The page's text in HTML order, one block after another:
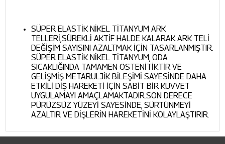
SÜPER ELASTİK NİKEL TİTANYUM ARK
TELLERİ,SÜREKLİ AKTİF HALDE KALARAK ARK TELİ
DEĞİŞİM SAYISINI AZALTMAK İÇİN TASARLANMIŞTIR.
SÜPER ELASTİK NİKEL TİTANYUM, ODA
SICAKLIĞINDA TAMAMEN ÖSTENİTİKTİR VE
GELİŞMİŞ METARULJİK BİLEŞİMİ SAYESİNDE DAHA
ETKİLİ DİŞ HAREKETİ İÇİN SABİT BİR KUVVET
UYGULAMAYI AMAÇLAMAKTADIR.SON DERECE
PÜRÜZSÜZ YÜZEYİ SAYESİNDE, SÜRTÜNMEYİ
AZALTIR VE DİŞLERİN HAREKETİNİ KOLAYLAŞTIRIR.